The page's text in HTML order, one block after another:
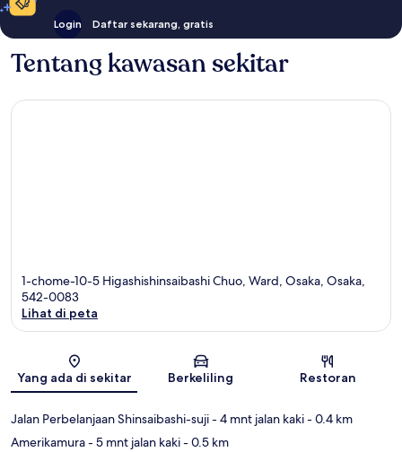
Login Daftar sekarang, gratis
Tentang kawasan sekitar
1-chome-10-5 Higashishinsaibashi Chuo, Ward, Osaka, Osaka,
542-0083
Lihat di peta
Yang ada di sekitar Berkeliling Restoran
Jalan Perbelanjaan Shinsaibashi-suji- 4 mnt jalan kaki- 0.4 km
Amerikamura- 5 mnt jalan kaki- 0.5 km